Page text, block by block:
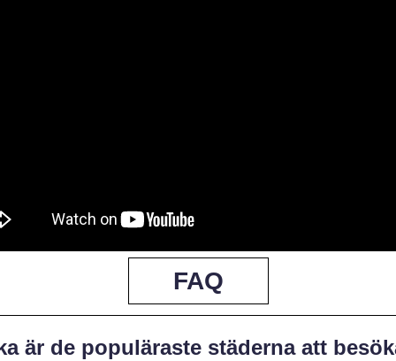
FAQ
är de populäraste städerna att